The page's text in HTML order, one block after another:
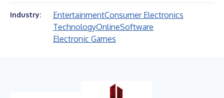
Industry: EntertainmentConsumer Electronics
TechnologyOnlineSoftware
Electronic Games